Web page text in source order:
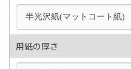
半光沢紙(マットコート紙)
用紙の厚さ